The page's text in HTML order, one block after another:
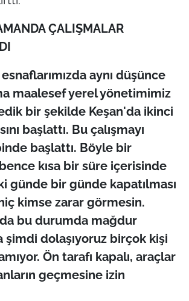
ÇALIŞMALAR
aynı düşünce
maalesef yerel yönetimimiz
bir şekilde Keşan'da ikinci
başlattı. Bu çalışmayı
başlattı. Böyle bir
kısa bir süre içerisinde
günde bir günde kapatılması
kimse zarar görmesin.
da bu durumda mağdur
şimdi dolaşıyoruz birçok kişi
Ön tarafı kapalı, araçlar
geçmesine izin